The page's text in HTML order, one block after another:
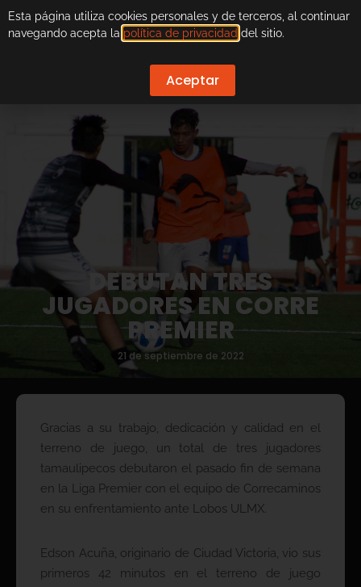
DEBUTAN TRES
JUGADORES EN CORRE
PREMIER
21 de septiembre de 2022
Gracias a su trabajo, dedicación y calidad en el
terreno de juego, un total de tres jugadores
tamaulipecos debutaron el pasado fin de semana
en la Liga Premier con el equipo de Correcaminos
en su enfrentamiento ante Lobos ULMX.
Edson Acuña, originario de Ciudad Victoria, vio sus
primeros 42 minutos en el terreno de juego
Esta página utiliza cookies personales y de terceros, al continuar
navegando acepta la política de privacidad del sitio.
Aceptar